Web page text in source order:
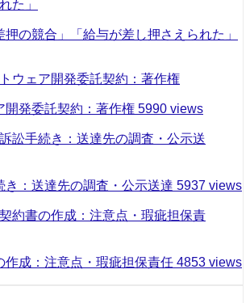
押の競合」「給与が差し押さえられた」
開発委託契約：著作権 5990 views
き：送達先の調査・公示送達 5937 views
作成：注意点・瑕疵担保責任 4853 views